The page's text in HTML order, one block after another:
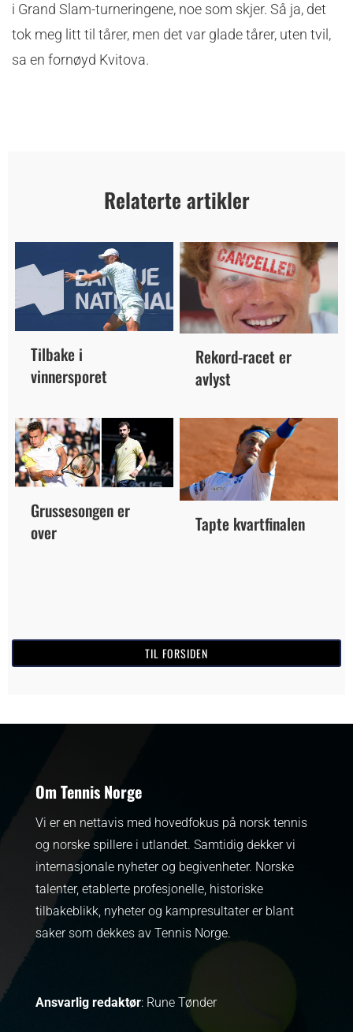
i Grand Slam-turneringene, noe som skjer. Så ja, det
tok meg litt til tårer, men det var glade tårer, uten tvil,
sa en fornøyd Kvitova.
Relaterte artikler
Tilbake i
vinnersporet
Rekord-racet er
avlyst
Grussesongen er
over
Tapte kvartfinalen
TIL FORSIDEN
Om Tennis Norge
Vi er en nettavis med hovedfokus på norsk tennis
og norske spillere i utlandet. Samtidig dekker vi
internasjonale nyheter og begivenheter. Norske
talenter, etablerte profesjonelle, historiske
tilbakeblikk, nyheter og kampresultater er blant
saker som dekkes av Tennis Norge.
Ansvarlig redaktør: Rune Tønder